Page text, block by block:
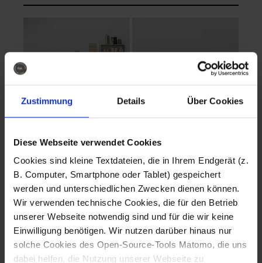
Zustimmung Details Über Cookies
Diese Webseite verwendet Cookies
Cookies sind kleine Textdateien, die in Ihrem Endgerät (z.
B. Computer, Smartphone oder Tablet) gespeichert
werden und unterschiedlichen Zwecken dienen können.
Wir verwenden technische Cookies, die für den Betrieb
unserer Webseite notwendig sind und für die wir keine
Einwilligung benötigen. Wir nutzen darüber hinaus nur
solche Cookies des Open-Source-Tools Matomo, die uns
dabei helfen, die Nutzung unserer Webseite zu
Fotografo: Lorenz
Sternbach
Download
Fotografo: Lorenz
Sternbach
Download